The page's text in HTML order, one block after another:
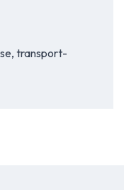
transport-